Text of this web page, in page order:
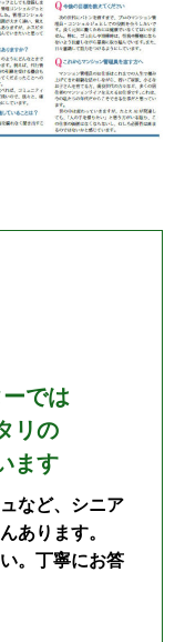
では
リの
ます
など、シニア
あります。
。丁寧にお答